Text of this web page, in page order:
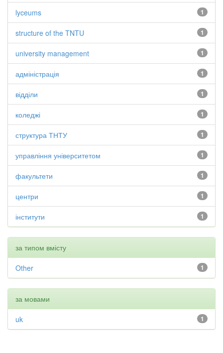
1
lyceums
1
structure of the TNTU
1
university management
1
адміністрація
1
відділи
1
коледжі
1
структура ТНТУ
1
управління університетом
1
факультети
1
центри
1
інститути
за типом вмісту
1
Other
за мовами
1
uk